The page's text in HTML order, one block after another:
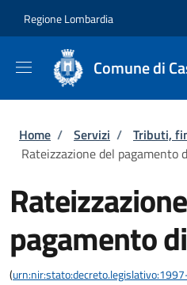
Regione Lombardia
Comune di
Briciole di pane
Home / Servizi / Tributi,
Rateizzazione del pagamento
pagamento
(